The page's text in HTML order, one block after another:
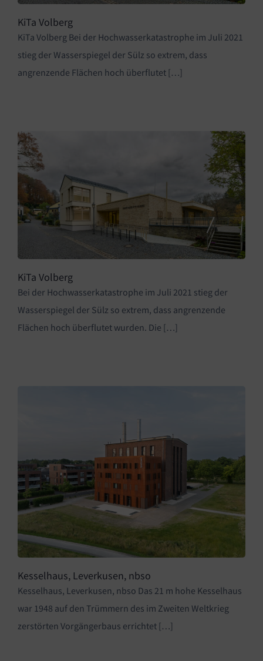
KiTa Volberg
KiTa Volberg Bei der Hochwasserkatastrophe im Juli 2021
stieg der Wasserspiegel der Sülz so extrem, dass
angrenzende Flächen hoch überflutet […]
KiTa Volberg
Bei der Hochwasserkatastrophe im Juli 2021 stieg der
Wasserspiegel der Sülz so extrem, dass angrenzende
Flächen hoch überflutet wurden. Die […]
Kesselhaus, Leverkusen, nbso
Kesselhaus, Leverkusen, nbso Das 21 m hohe Kesselhaus
war 1948 auf den Trümmern des im Zweiten Weltkrieg
zerstörten Vorgängerbaus errichtet […]